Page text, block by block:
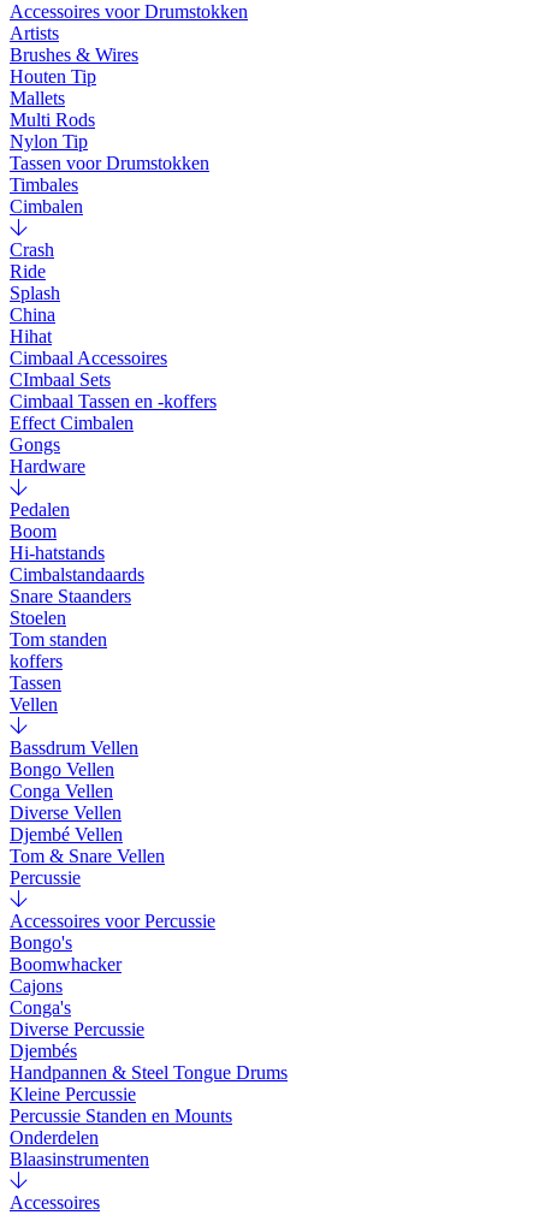
Accessoires voor Drumstokken
Artists
Brushes & Wires
Houten Tip
Mallets
Multi Rods
Nylon Tip
Tassen voor Drumstokken
Timbales
Cimbalen
Crash
Ride
Splash
China
Hihat
Cimbaal Accessoires
CImbaal Sets
Cimbaal Tassen en -koffers
Effect Cimbalen
Gongs
Hardware
Pedalen
Boom
Hi-hatstands
Cimbalstandaards
Snare Staanders
Stoelen
Tom standen
koffers
Tassen
Vellen
Bassdrum Vellen
Bongo Vellen
Conga Vellen
Diverse Vellen
Djembé Vellen
Tom & Snare Vellen
Percussie
Accessoires voor Percussie
Bongo's
Boomwhacker
Cajons
Conga's
Diverse Percussie
Djembés
Handpannen & Steel Tongue Drums
Kleine Percussie
Percussie Standen en Mounts
Onderdelen
Blaasinstrumenten
Accessoires